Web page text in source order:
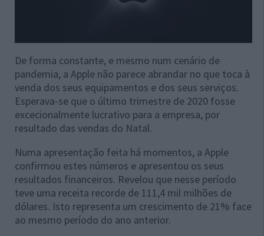
De forma constante, e mesmo num cenário de
pandemia, a Apple não parece abrandar no que toca à
venda dos seus equipamentos e dos seus serviços.
Esperava-se que o último trimestre de 2020 fosse
excecionalmente lucrativo para a empresa, por
resultado das vendas do Natal.
Numa apresentação feita há momentos, a Apple
confirmou estes números e apresentou os seus
resultados financeiros. Revelou que nesse período
teve uma receita recorde de 111,4 mil milhões de
dólares. Isto representa um crescimento de 21% face
ao mesmo período do ano anterior.